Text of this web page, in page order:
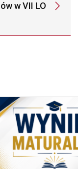
w VII LO